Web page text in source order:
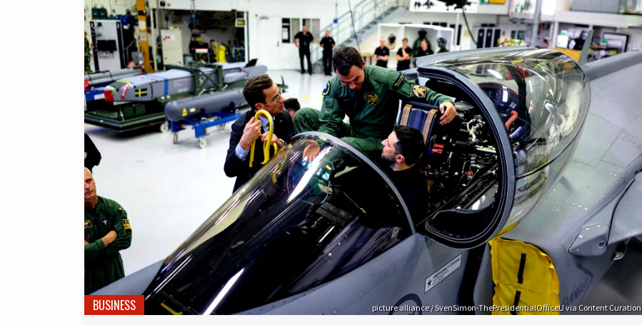
picture alliance / SvenSimon-ThePresidentialOfficeU via Content Curation
BUSINESS